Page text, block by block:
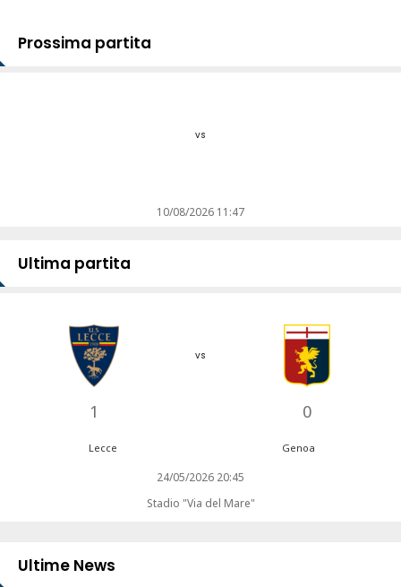
Prossima partita
vs
10/08/2026 11:47
Ultima partita
1
vs
0
Lecce Genoa
24/05/2026 20:45
Stadio "Via del Mare"
Ultime News